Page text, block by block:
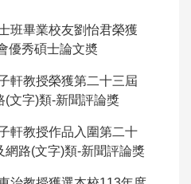
班畢業校友劉怡君榮獲
優秀碩士論文奬
軒教授榮獲第二十三屆
(文字)類-新聞評論獎
軒教授作品入圍第二十
網路(文字)類-新聞評論獎